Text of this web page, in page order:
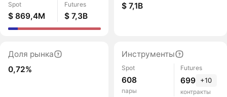
Spot
$ 869,4M
Futures
$ 7,3B
$ 7,1B
Доля рынка
0,72%
Инструменты
Spot
608
пары
Futures
699 +10
контракты